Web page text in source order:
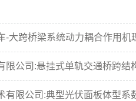
-大跨桥梁系统动力耦合作用
限公司:悬挂式单轨交通桥跨结
有限公司:典型光伏面板体型系